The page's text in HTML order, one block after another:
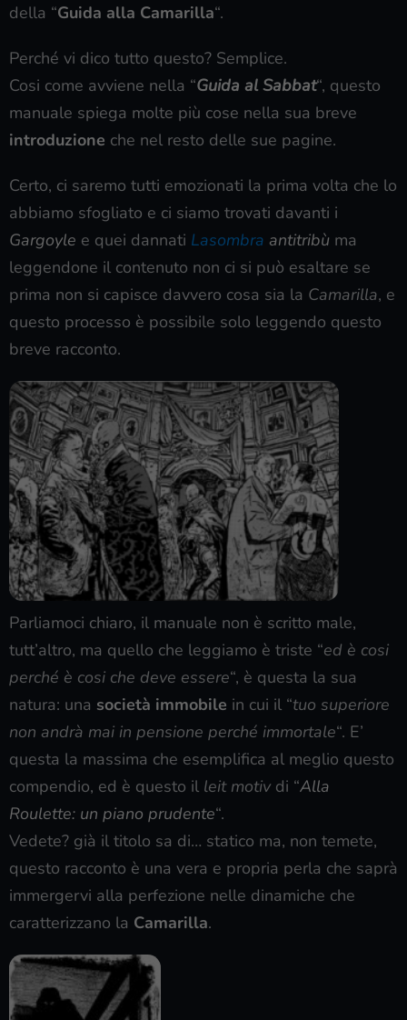
della “Guida alla Camarilla“.
Perché vi dico tutto questo? Semplice.
Cosi come avviene nella “Guida al Sabbat“, questo
manuale spiega molte più cose nella sua breve
introduzione che nel resto delle sue pagine.
Certo, ci saremo tutti emozionati la prima volta che lo
abbiamo sfogliato e ci siamo trovati davanti i
Gargoyle e quei dannati Lasombra antitribù ma
leggendone il contenuto non ci si può esaltare se
prima non si capisce davvero cosa sia la Camarilla, e
questo processo è possibile solo leggendo questo
breve racconto.
Parliamoci chiaro, il manuale non è scritto male,
tutt’altro, ma quello che leggiamo è triste “ed è cosi
perché è cosi che deve essere“, è questa la sua
natura: una società immobile in cui il “tuo superiore
non andrà mai in pensione perché immortale“. E’
questa la massima che esemplifica al meglio questo
compendio, ed è questo il leit motiv di “Alla
Roulette: un piano prudente“.
Vedete? già il titolo sa di… statico ma, non temete,
questo racconto è una vera e propria perla che saprà
immergervi alla perfezione nelle dinamiche che
caratterizzano la Camarilla.